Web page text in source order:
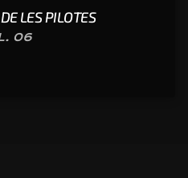
LES PILOTES
06